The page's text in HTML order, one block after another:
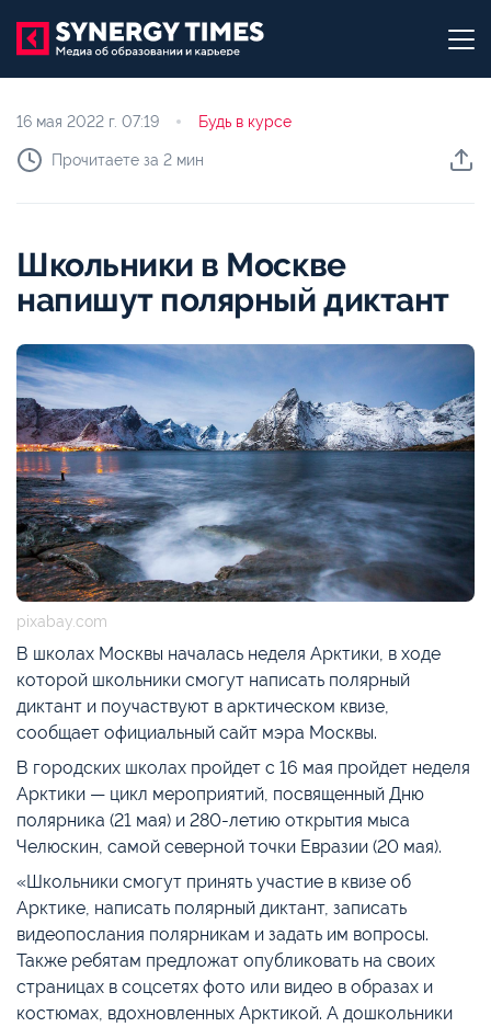
16 мая 2022 г. 07:19 Будь в курсе
Прочитаете за 2 мин
Школьники в Москве
напишут полярный диктант
pixabay.com
В школах Москвы началась неделя Арктики, в ходе
которой школьники смогут написать полярный
диктант и поучаствуют в арктическом квизе,
сообщает официальный сайт мэра Москвы.
В городских школах пройдет с 16 мая пройдет неделя
Арктики — цикл мероприятий, посвященный Дню
полярника (21 мая) и 280-летию открытия мыса
Челюскин, самой северной точки Евразии (20 мая).
«Школьники смогут принять участие в квизе об
Арктике, написать полярный диктант, записать
видеопослания полярникам и задать им вопросы.
Также ребятам предложат опубликовать на своих
страницах в соцсетях фото или видео в образах и
костюмах, вдохновленных Арктикой. А дошкольники